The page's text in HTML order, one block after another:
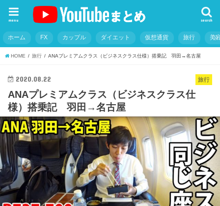
search
menu
ホーム FX カップル ダイエット 仮想通貨 旅行 美
HOME 旅行 ANAプレミアムクラス（ビジネスクラス仕様）搭乗記 羽田→名古屋
旅行
2020.08.22
ANAプレミアムクラス（ビジネスクラス仕
様）搭乗記 羽田→名古屋